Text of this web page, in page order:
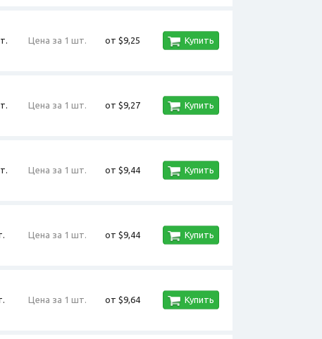
Цена за 1 шт. от $9,25 Купить
Цена за 1 шт. от $9,27 Купить
Цена за 1 шт. от $9,44 Купить
Цена за 1 шт. от $9,44 Купить
Цена за 1 шт. от $9,64 Купить